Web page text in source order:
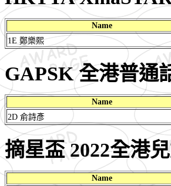
Name
1E 鄭樂熙
GAPSK 全港普通
Name
2D 俞詩彥
摘星盃 2022全港
Name